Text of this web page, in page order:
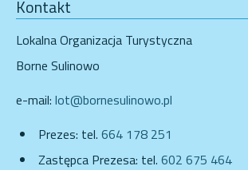
Kontakt
Lokalna Organizacja Turystyczna
Borne Sulinowo
e-mail: lot@bornesulinowo.pl
Prezes: tel. 664 178 251
Zastępca Prezesa: tel. 602 675 464